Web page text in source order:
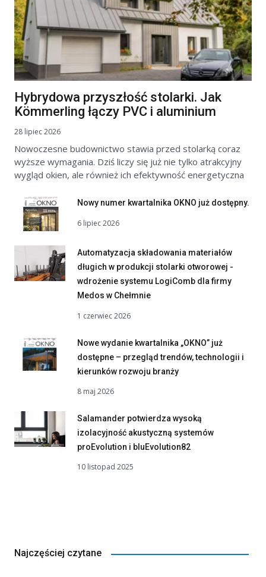
Hybrydowa przyszłość stolarki. Jak
Kömmerling łączy PVC i aluminium
28 lipiec 2026
Nowoczesne budownictwo stawia przed stolarką coraz
wyższe wymagania. Dziś liczy się już nie tylko atrakcyjny
wygląd okien, ale również ich efektywność energetyczna
Nowy numer kwartalnika OKNO już dostępny.
6 lipiec 2026
Automatyzacja składowania materiałów
długich w produkcji stolarki otworowej -
wdrożenie systemu LogiComb dla firmy
Medos w Chełmnie
1 czerwiec 2026
Nowe wydanie kwartalnika „OKNO” już
dostępne – przegląd trendów, technologii i
kierunków rozwoju branży
8 maj 2026
Salamander potwierdza wysoką
izolacyjność akustyczną systemów
proEvolution i bluEvolution82
10 listopad 2025
Najczęściej czytane